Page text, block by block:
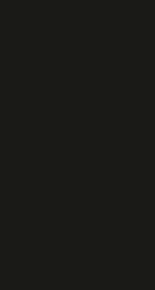
torce para o
tem duas vitórias
três pontos.